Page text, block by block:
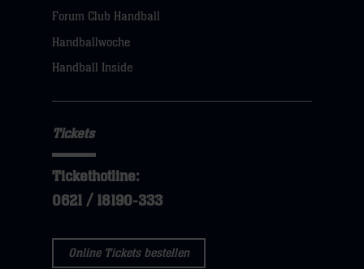
dann
Forum Club Handball
Handballwoche
Handball Inside
Tickets
Tickethotline:
0621 / 18190-333
Online Tickets bestellen